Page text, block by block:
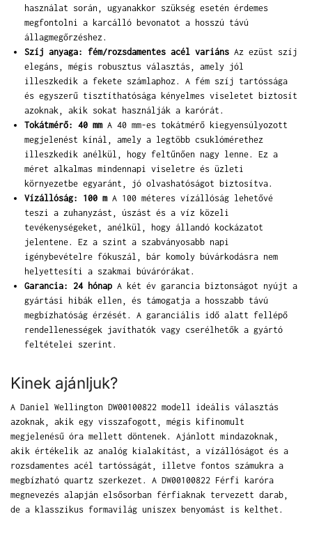
használat során, ugyanakkor szükség esetén érdemes
megfontolni a karcálló bevonatot a hosszú távú
állagmegőrzéshez.
Szíj anyaga: fém/rozsdamentes acél variáns Az ezüst szíj
elegáns, mégis robusztus választás, amely jól
illeszkedik a fekete számlaphoz. A fém szíj tartóssága
és egyszerű tisztíthatósága kényelmes viseletet biztosít
azoknak, akik sokat használják a karórát.
Tokátmérő: 40 mmA 40 mm-es tokátmérő kiegyensúlyozott
megjelenést kínál, amely a legtöbb csuklómérethez
illeszkedik anélkül, hogy feltűnően nagy lenne. Ez a
méret alkalmas mindennapi viseletre és üzleti
környezetbe egyaránt, jó olvashatóságot biztosítva.
Vízállóság: 100 mA 100 méteres vízállóság lehetővé
teszi a zuhanyzást, úszást és a víz közeli
tevékenységeket, anélkül, hogy állandó kockázatot
jelentene. Ez a szint a szabványosabb napi
igénybevételre fókuszál, bár komoly búvárkodásra nem
helyettesíti a szakmai búvárórákat.
Garancia: 24 hónap A két év garancia biztonságot nyújt a
gyártási hibák ellen, és támogatja a hosszabb távú
megbízhatóság érzését. A garanciális idő alatt fellépő
rendellenességek javíthatók vagy cserélhetők a gyártó
feltételei szerint.
Kinek ajánljuk?
A Daniel Wellington DW00100822 modell ideális választás
azoknak, akik egy visszafogott, mégis kifinomult
megjelenésű óra mellett döntenek. Ajánlott mindazoknak,
akik értékelik az analóg kialakítást, a vízállóságot és a
rozsdamentes acél tartósságát, illetve fontos számukra a
megbízható quartz szerkezet. A DW00100822 Férfi karóra
megnevezés alapján elsősorban férfiaknak tervezett darab,
de a klasszikus formavilág uniszex benyomást is kelthet.